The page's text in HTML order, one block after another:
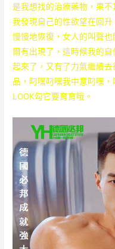
是我想找的治療藥物，果
我發現自己的性欲望在回
慢慢地恢復，女人的叫聲
爾有出現了，這時候我的
起來了，又有了力氣繼續去
品，叼嘿叼嘿我中意叼嘿
LOOK勾它要育育哦。